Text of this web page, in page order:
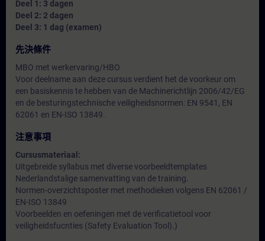
Deel 1: 3 dagen
Deel 2: 2 dagen
Deel 3: 1 dag (examen)
先決條件
MBO met werkervaring/HBO
Voor deelname aan deze cursus verdient het de voorkeur om
een basiskennis te hebben van de Machinerichtlijn 2006/42/EG
en de besturingstechnische veiligheidsnormen: EN 9541, EN
62061 en EN-ISO 13849.
注意事項
Cursusmateriaal:
Uitgebreide syllabus met diverse voorbeeldtemplates
Nederlandstalige samenvatting van de training.
Normen-overzichtsposter met methodieken volgens EN 62061 /
EN-ISO 13849
Voorbeelden en oefeningen met de verificatietool voor
veiligheidsfucnties (Safety Evaluation Tool).)